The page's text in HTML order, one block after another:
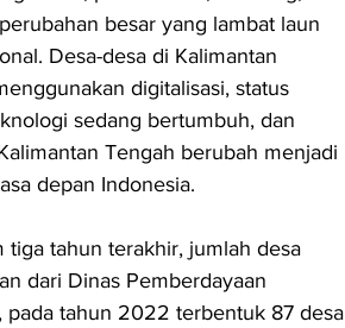
besar yang lambat laun
Desa-desa di Kalimantan
digitalisasi, status
sedang bertumbuh, dan
Tengah berubah menjadi
depan Indonesia.
tahun terakhir, jumlah desa
dari Dinas Pemberdayaan
pada tahun 2022 terbentuk 87 desa